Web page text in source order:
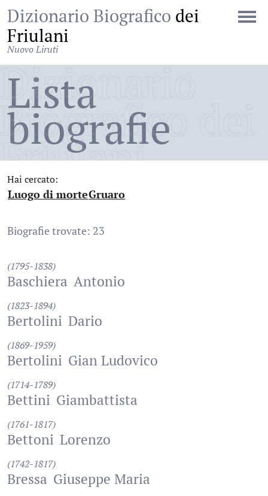
Dizionario Biografico dei
Friulani
Nuovo Liruti
Dizionario
Biografico dei
Friulani
Lista
biografie
Hai cercato:
Luogo di morte
:Gruaro
Biografie trovate: 23
(1795-1838)
Baschiera Antonio
(1823-1894)
Bertolini Dario
(1869-1959)
Bertolini Gian Ludovico
(1714-1789)
Bettini Giambattista
(1761-1817)
Bettoni Lorenzo
(1742-1817)
Bressa Giuseppe Maria